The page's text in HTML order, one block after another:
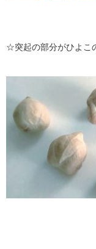
☆突起の部分がひよこ